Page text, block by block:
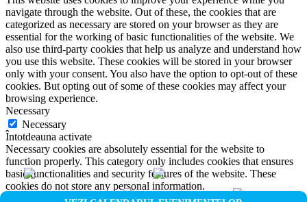
navigate through the website. Out of these, the cookies that are
categorized as necessary are stored on your browser as they are
essential for the working of basic functionalities of the website. We
also use third-party cookies that help us analyze and understand how
you use this website. These cookies will be stored in your browser
only with your consent. You also have the option to opt-out of these
cookies. But opting out of some of these cookies may affect your
browsing experience.
Necessary
Necessary
Întotdeauna activate
Necessary cookies are absolutely essential for the website to
function properly. This category only includes cookies that ensures
basic functionalities and security features of the website. These
cookies do not store any personal information.
Non-necessary